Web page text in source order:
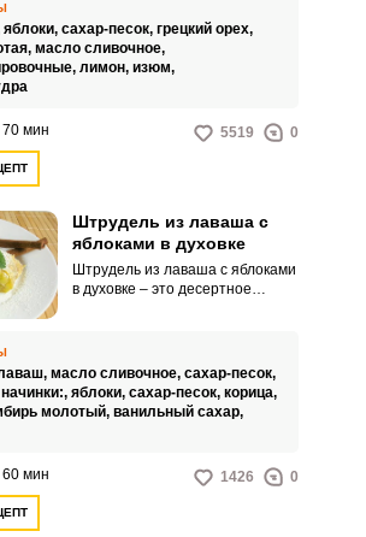
для изготовления рулета
используется готовое тесто
фило.Фило – это пресное
вытяжное тесто,
яблоки, сахар-песок, грецкий орех,
масло сливочное,
лимон, изюм,
70 мин 5519 0
Штрудель из лаваша с
яблоками в духовке
Штрудель из лаваша с яблоками
в духовке – это десертное
начинкой, обычно
приправленной специями,
такими как корица и гвоздика.
Этот рулет скручивается из
масло сливочное, сахар-песок,
яблоки, сахар-песок, корица,
молотый, ванильный сахар,
60 мин 1426 0